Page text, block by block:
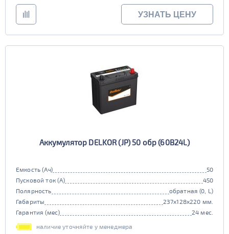
УЗНАТЬ ЦЕНУ
Аккумулятор DELKOR (JP) 50 обр (60B24L)
Емкость (Ач)
50
Пусковой ток (А)
450
Полярность
обратная (0, L)
Габариты
237x128x220 мм.
Гарантия (мес)
24 мес.
наличие уточняйте у менеджера